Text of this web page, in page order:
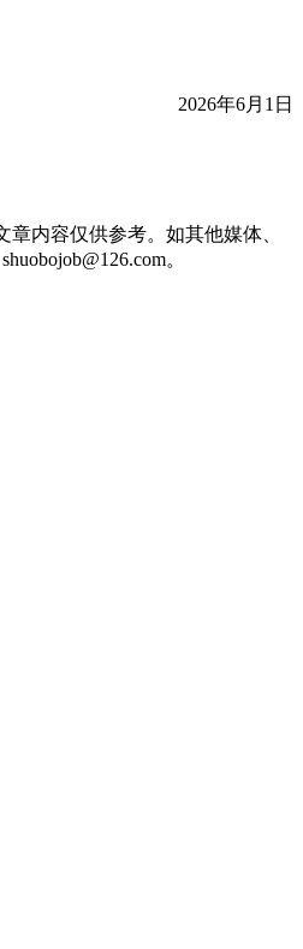
2026年6月1日
内容仅供参考。如其他媒体、
。